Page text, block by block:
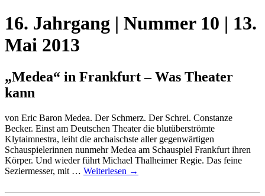
16. Jahrgang | Nummer 10 | 13.
Mai 2013
„Medea“ in Frankfurt – Was Theater
kann
von Eric Baron Medea. Der Schmerz. Der Schrei. Constanze
Becker. Einst am Deutschen Theater die blutüberströmte
Klytaimnestra, leiht die archaischste aller gegenwärtigen
Schauspielerinnen nunmehr Medea am Schauspiel Frankfurt ihren
Körper. Und wieder führt Michael Thalheimer Regie. Das feine
Seziermesser, mit … Weiterlesen →